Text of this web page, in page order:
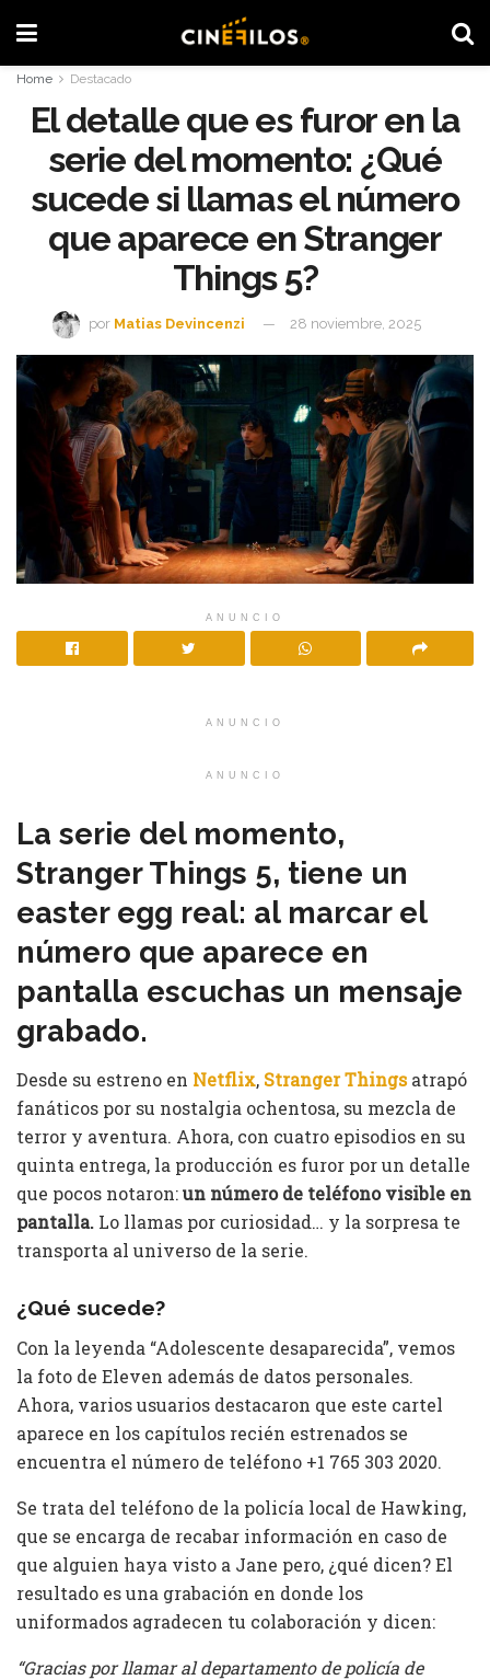
Home Destacado
El detalle que es furor en la
serie del momento: ¿Qué
sucede si llamas el número
que aparece en Stranger
Things 5?
por Matias Devincenzi 28 noviembre, 2025
ANUNCIO
ANUNCIO
ANUNCIO
La serie del momento,
Stranger Things 5, tiene un
easter egg real: al marcar el
número que aparece en
pantalla escuchas un mensaje
grabado.
Desde su estreno en Netflix, Stranger Thingsatrapó
fanáticos por su nostalgia ochentosa, su mezcla de
terror y aventura. Ahora, con cuatro episodios en su
quinta entrega, la producción es furor por un detalle
que pocos notaron:un número de teléfono visible en
pantalla. Lo llamas por curiosidad… y la sorpresa te
transporta al universo de la serie.
¿Qué sucede?
Con la leyenda “Adolescente desaparecida”, vemos
la foto de Eleven además de datos personales.
Ahora, varios usuarios destacaron que este cartel
aparece en los capítulos recién estrenados se
encuentra el número de teléfono +1 765 303 2020.
Se trata del teléfono de la policía local de Hawking,
que se encarga de recabar información en caso de
que alguien haya visto a Jane pero, ¿qué dicen? El
resultado es una grabación en donde los
uniformados agradecen tu colaboración y dicen:
“Gracias por llamar al departamento de policía de